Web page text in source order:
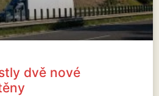
dvě nové